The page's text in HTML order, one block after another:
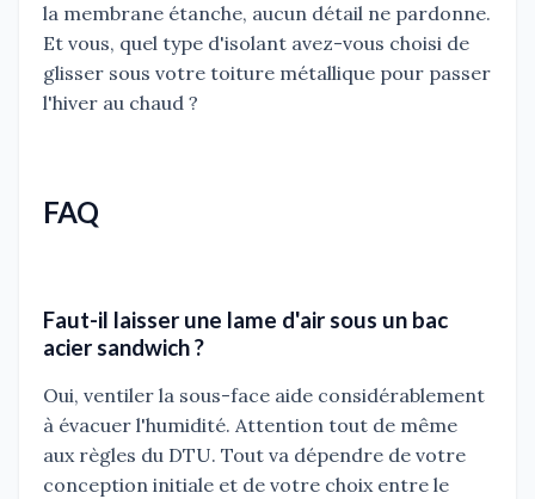
la membrane étanche, aucun détail ne pardonne.
Et vous, quel type d'isolant avez-vous choisi de
glisser sous votre toiture métallique pour passer
l'hiver au chaud ?
FAQ
Faut-il laisser une lame d'air sous un bac
acier sandwich ?
Oui, ventiler la sous-face aide considérablement
à évacuer l'humidité. Attention tout de même
aux règles du DTU. Tout va dépendre de votre
conception initiale et de votre choix entre le